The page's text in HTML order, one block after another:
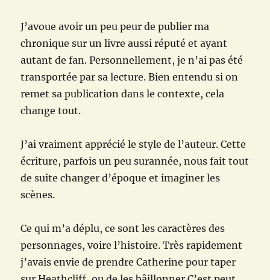
J’avoue avoir un peu peur de publier ma
chronique sur un livre aussi réputé et ayant
autant de fan. Personnellement, je n’ai pas été
transportée par sa lecture. Bien entendu si on
remet sa publication dans le contexte, cela
change tout.
J’ai vraiment apprécié le style de l’auteur. Cette
écriture, parfois un peu surannée, nous fait tout
de suite changer d’époque et imaginer les
scènes.
Ce qui m’a déplu, ce sont les caractères des
personnages, voire l’histoire. Très rapidement
j’avais envie de prendre Catherine pour taper